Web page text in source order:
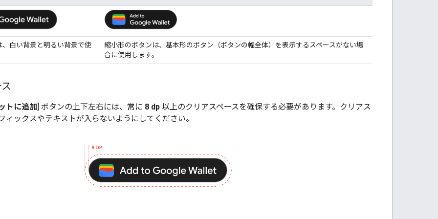
白い背景と明るい背景で使
縮小形のボタンは、基本形のボタン（ボタンの幅全体）を表示するスペースがない場
合に使用します。
トに追加] ボタンの上下左右には、常に 8 dp 以上のクリアスペースを確保する必要があります。クリアス
ィックスやテキストが入らないようにしてください。